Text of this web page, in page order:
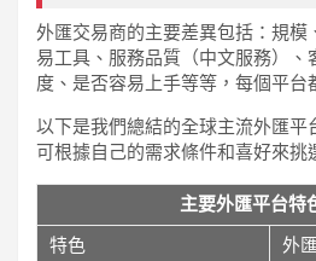
外匯交易商的主要差異包括：規模
易工具、服務品質（中文服務）、
度、是否容易上手等等，每個平台
以下是我們總結的全球主流外匯平
可根據自己的需求條件和喜好來挑
主要外匯平台特
特色
外